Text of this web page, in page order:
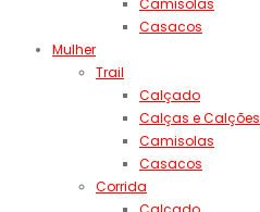
Camisolas
Casacos
Mulher
Trail
Calçado
Calças e Calções
Camisolas
Casacos
Corrida